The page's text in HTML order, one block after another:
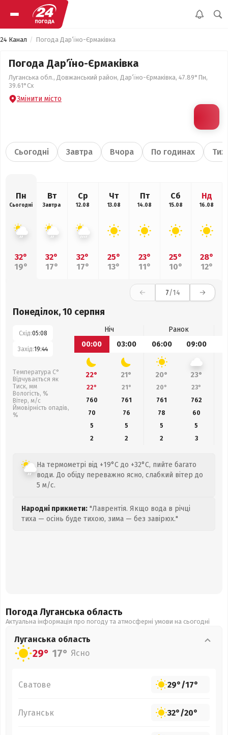
24 Канал Погода Дар’їно-Єрмаківка
Погода Дар’їно-Єрмаківка
Луганська обл., Довжанський район, Дар’їно-Єрмаківка, 47.89°Пн,
39.61°Сх
Змінити місто
Сьогодні Завтра Вчора По годинах
Пн
Сьогодні
32°
19°
Вт
Завтра
32°
17°
Ср
12.08
32°
17°
Чт
13.08
25°
13°
Пт
14.08
23°
11°
Сб
15.08
25°
10°
Нд
16.08
28°
12°
7/14
Понеділок, 10 серпня
Схід:05:08
Захід:19:44
Температура С°
Відчувається як
Тиск, мм
Вологість, %
Вітер, м/с
Ймовірність опадів,
%
Ніч
Ранок
00:00
03:00 06:00 09:00
22° 21° 20° 23°
22° 21° 20° 23°
760
761 761 762
70
76 78 60
5
5 5
5
2
2 2 3
На термометрі від +19°C до +32°C, пийте багато
води. До обіду переважно ясно, слабкий вітер до
5 м/с.
Народні прикмети: "Лаврентія. Якщо вода в річці
тиха — осінь буде тихою, зима — без завірюх."
Погода Луганська область
Актуальна інформація про погоду та атмосферні умови на сьогодні
Луганська область
29° 17° Ясно
Сватове 29°/17°
Луганськ 32°/20°